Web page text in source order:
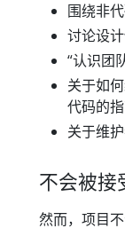
围绕非
讨论设
“认识团
关于如
代码的
关于维
不会被接
然而，项目不